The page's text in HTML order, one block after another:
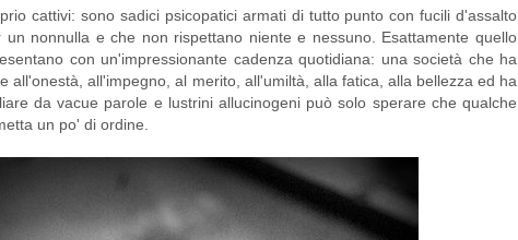
cattivi: sono sadici psicopatici armati di tutto punto con fucili d'assalto
un nonnulla e che non rispettano niente e nessuno. Esattamente quello
con un'impressionante cadenza quotidiana: una società che ha
all'onestà, all'impegno, al merito, all'umiltà, alla fatica, alla bellezza ed ha
da vacue parole e lustrini allucinogeni può solo sperare che qualche
un po' di ordine.